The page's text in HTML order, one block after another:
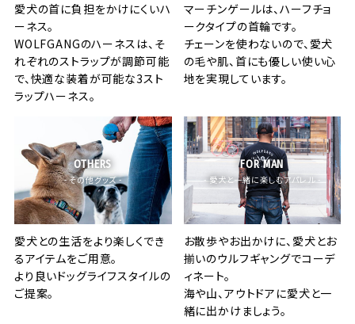
愛犬の首に負担をかけにくいハ
ーネス。
WOLFGANGのハーネスは、そ
れぞれのストラップが調節可能
で、快適な装着が可能な3スト
ラップハーネス。
マーチンゲールは、ハーフチョ
ークタイプの首輪です。
チェーンを使わないので、愛犬
の毛や肌、首にも優しい使い心
地を実現しています。
OTHERS
- その他グッズ -
愛犬との生活をより楽しくでき
るアイテムをご用意。
より良いドッグライフスタイルの
ご提案。
FOR MAN
- 愛犬と一緒に楽しむアパレル -
お散歩やお出かけに、愛犬とお
揃いのウルフギャングでコーデ
ィネート。
海や山、アウトドアに愛犬と一
緒に出かけましょう。